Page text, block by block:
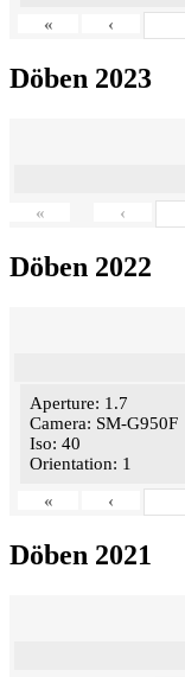
« ‹
Döben 2023
« ‹
Döben 2022
Aperture: 1.7
Camera: SM-G950F
Iso: 40
Orientation: 1
«
‹
Döben 2021